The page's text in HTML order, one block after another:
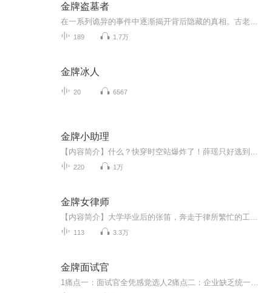
金牌盗墓者
189 1.7万
金牌冰人
20 6567
金牌小助理
220 1万
金牌女律师
113 3.3万
金牌面试官